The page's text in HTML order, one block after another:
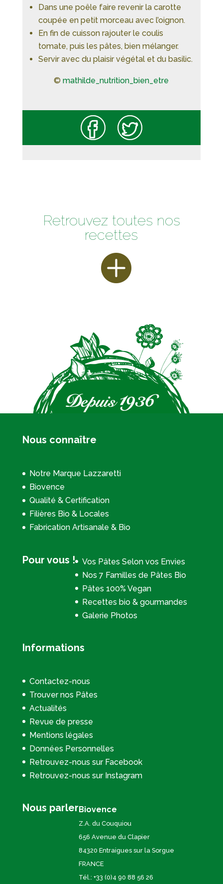
Dans une poêle faire revenir la carotte
coupée en petit morceau avec l’oignon.
En fin de cuisson rajouter le coulis
tomate, puis les pâtes, bien mélanger.
Servir avec du plaisir végétal et du basilic.
©mathilde_nutrition_bien_etre
Retrouvez toutes nos
recettes
Nous connaître
Notre Marque Lazzaretti
Biovence
Qualité & Certification
Filières Bio & Locales
Fabrication Artisanale & Bio
Pour vous !
Vos Pâtes Selon vos Envies
Nos 7 Familles de Pâtes Bio
Pâtes 100% Vegan
Recettes bio & gourmandes
Galerie Photos
Informations
Contactez-nous
Trouver nos Pâtes
Actualités
Revue de presse
Mentions légales
Données Personnelles
Retrouvez-nous sur Facebook
Retrouvez-nous sur Instagram
Nous parlerBiovence
Z.A. du Couquiou
656 Avenue du Clapier
84320 Entraigues sur la Sorgue
FRANCE
Tél.: +33 (0)4 90 88 56 26